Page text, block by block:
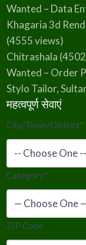
Wanted – Data
Khagaria 3d
(4555 views)
Chitrashala
Wanted – Order
Stylo Tailor,
महत्वपूर्ण सेवाएं
City/Town/District*
Category*
ZIP Code